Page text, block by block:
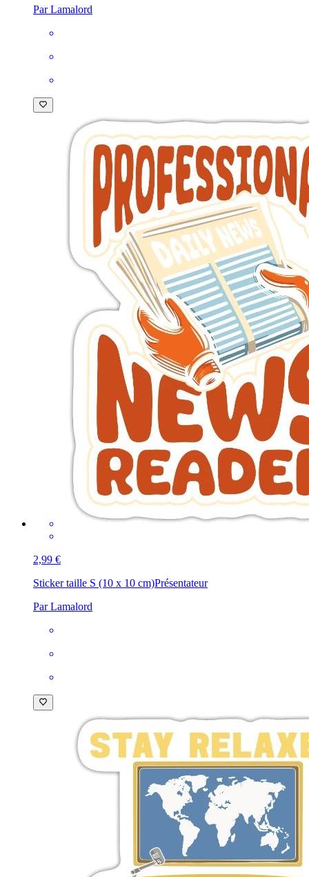
Par Lamalord
2,99 €
Sticker taille S (10 x 10 cm)Présentateur
Par Lamalord